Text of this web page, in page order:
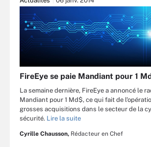
FireEye se paie Mandiant pour 1
La semaine dernière, FireEye a annoncé le
Mandiant pour 1 Md$, ce qui fait de
grosses acquisitions dans le secteur de la
sécurité. Lire la suite
Cyrille Chausson, Rédacteur en Chef